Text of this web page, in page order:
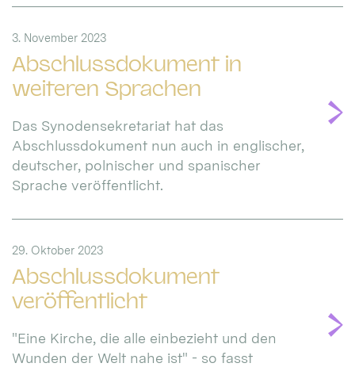
Abschlussdokument in
weiteren Sprachen
3. November 2023
Das Synodensekretariat hat das
Abschlussdokument nun auch in englischer,
deutscher, polnischer und spanischer
Sprache veröffentlicht.
Abschlussdokument
veröffentlicht
29. Oktober 2023
"Eine Kirche, die alle einbezieht und den
Wunden der Welt nahe ist" - so fasst